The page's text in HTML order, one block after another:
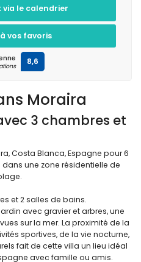
Moraira
3 chambres et
Costa Blanca, Espagne pour 6
une zone résidentielle de
et 2 salles de bains.
avec gravier et arbres, une
sur la mer. La proximité de la
sportives, de la vie nocturne,
fait de cette villa un lieu idéal
avec famille ou amis.
via le calendrier
vos favoris
8,6